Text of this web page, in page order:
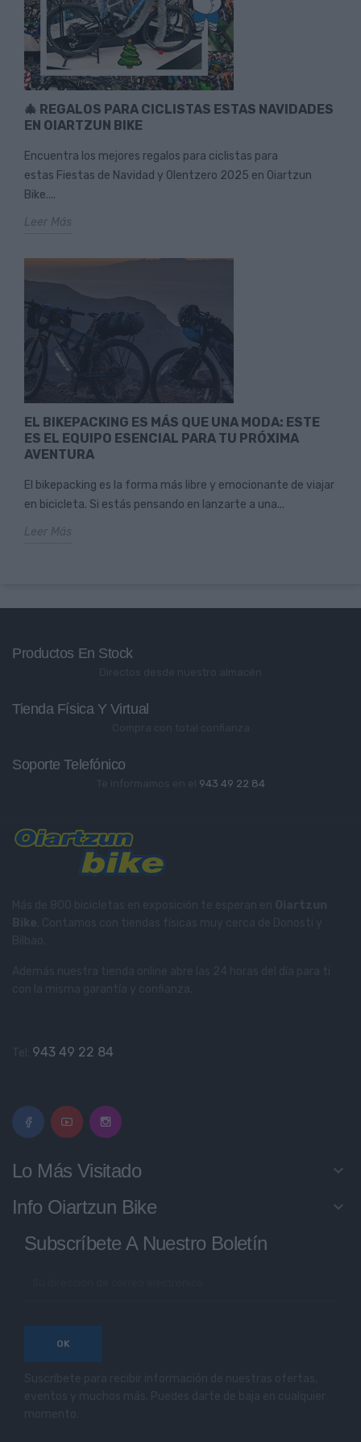
🎄 REGALOS PARA CICLISTAS ESTAS NAVIDADES
EN OIARTZUN BIKE
Encuentra los mejores regalos para ciclistas para
estas Fiestas de Navidad y Olentzero 2025 en Oiartzun
Bike....
Leer Más
EL BIKEPACKING ES MÁS QUE UNA MODA: ESTE
ES EL EQUIPO ESENCIAL PARA TU PRÓXIMA
AVENTURA
El bikepacking es la forma más libre y emocionante de viajar
en bicicleta. Si estás pensando en lanzarte a una...
Leer Más
Productos En Stock
Tienda Física Y Virtual
Soporte Telefónico
943 49 22 84
943 49 22 84
Lo Más Visitado keyboard_arrow_down
Info Oiartzun Bike keyboard_arrow_down
Subscríbete A Nuestro Boletín